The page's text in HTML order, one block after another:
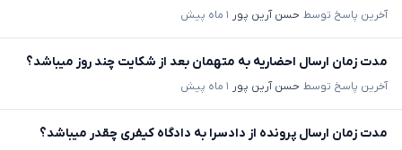
آخرین پاسخ توسط حسن آرین پور ۱ ماه پیش
مدت زمان ارسال احضاریه به متهمان بعد از شکایت چند روز میباشد؟
آخرین پاسخ توسط حسن آرین پور ۱ ماه پیش
مدت زمان ارسال پرونده از دادسرا به دادگاه کیفری چقدر میباشد؟